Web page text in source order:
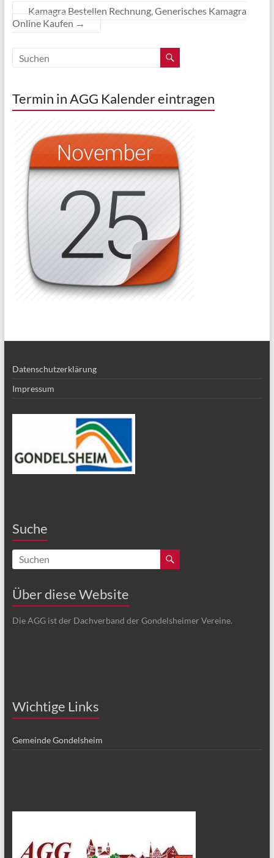
Kamagra Bestellen Rechnung, Generisches Kamagra
Online Kaufen →
Termin in AGG Kalender eintragen
Datenschutzerklärung
Impressum
Suche
Über diese Website
Die AGG ist der Dachverband der Gondelsheimer Vereine.
Wichtige Links
Gemeinde Gondelsheim